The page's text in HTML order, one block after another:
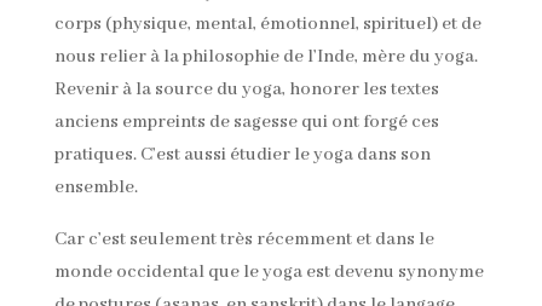
corps (physique, mental, émotionnel, spirituel) et de
nous relier à la philosophie de l’Inde, mère du yoga.
Revenir à la source du yoga, honorer les textes
anciens empreints de sagesse qui ont forgé ces
pratiques. C’est aussi étudier le yoga dans son
ensemble.
Car c’est seulement très récemment et dans le
monde occidental que le yoga est devenu synonyme